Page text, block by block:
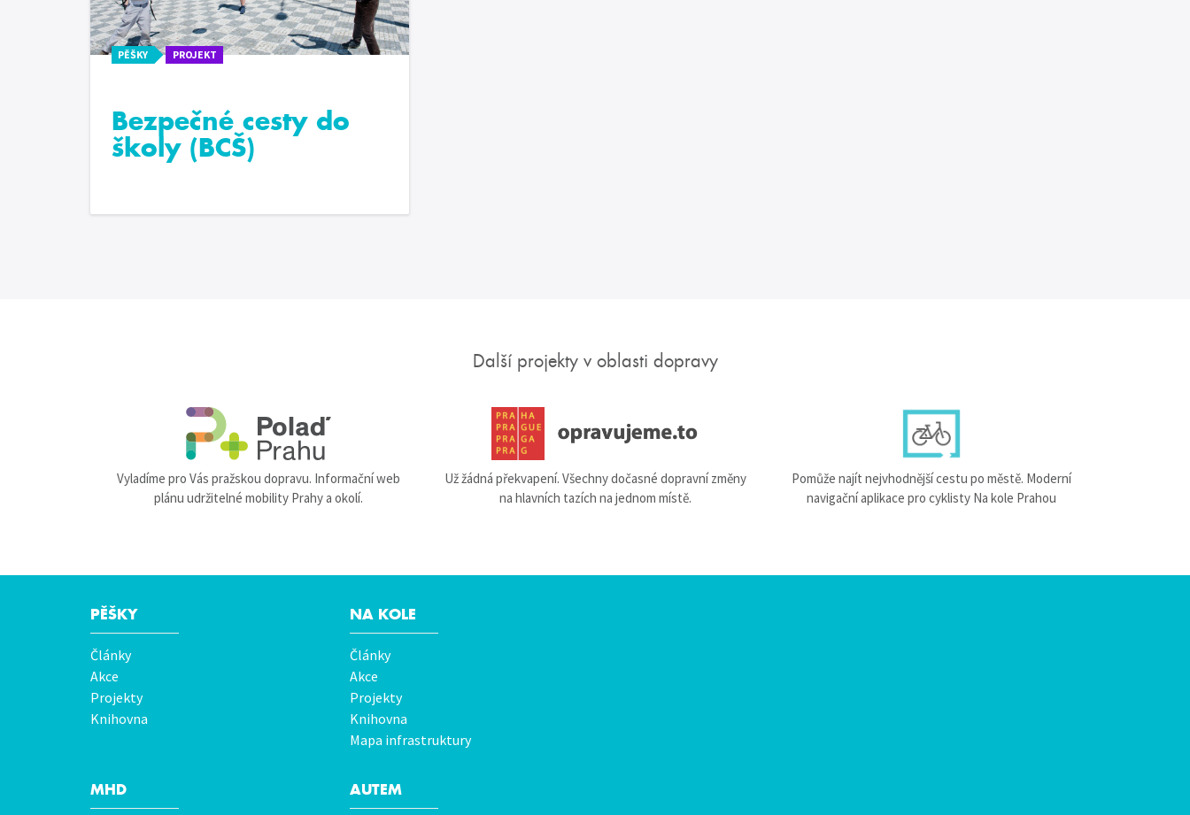
PĚŠKY PROJEKT
Bezpečné cesty do
školy (BCŠ)
Další projekty v oblasti dopravy
Vyladíme pro Vás pražskou dopravu. Informační web
plánu udržitelné mobility Prahy a okolí.
Už žádná překvapení. Všechny dočasné dopravní změny
na hlavních tazích na jednom místě.
Pomůže najít nejvhodnější cestu po městě. Moderní
navigační aplikace pro cyklisty Na kole Prahou
Hlavní
menu
PĚŠKY
Články
Akce
Projekty
Knihovna
NA KOLE
Články
Akce
Projekty
Knihovna
Mapa infrastruktury
MHD AUTEM